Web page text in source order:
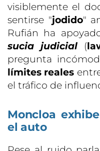
visiblemente el
sentirse "jodido"
Rufián ha
sucia judicial(
pregunta
límites reales
el tráfico de
Moncloa
el auto